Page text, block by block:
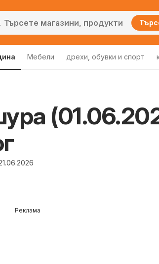
Мебели дрехи, обувки и спорт
Реклама